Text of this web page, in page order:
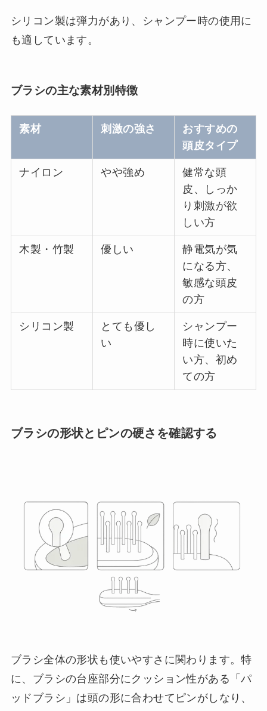
シリコン製は弾力があり、シャンプー時の使用に
も適しています。
ブラシの主な素材別特徴
素材 刺激の強さ
おすすめの
頭皮タイプ
ナイロン やや強め
健常な頭
皮、しっか
り刺激が欲
しい方
木製・竹製 優しい
静電気が気
になる方、
敏感な頭皮
の方
シリコン製
とても優し
い
シャンプー
時に使いた
い方、初め
ての方
ブラシの形状とピンの硬さを確認する
ブラシ全体の形状も使いやすさに関わります。特
に、ブラシの台座部分にクッション性がある「パ
ッドブラシ」は頭の形に合わせてピンがしなり、